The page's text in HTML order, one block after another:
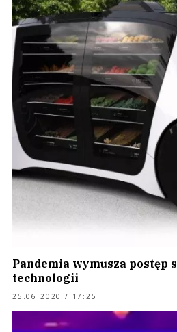
Pandemia wymusza postęp
technologii
25.06.2020 / 17:25